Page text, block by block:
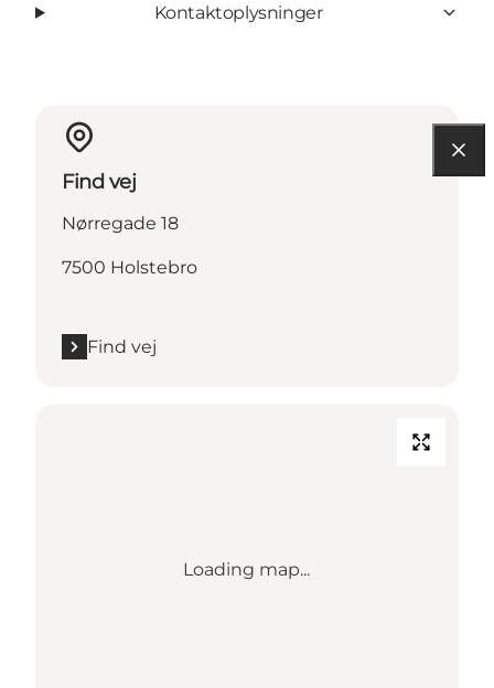
Kontaktoplysninger
Find vej
Nørregade 18
7500 Holstebro
Find vej
Loading map...